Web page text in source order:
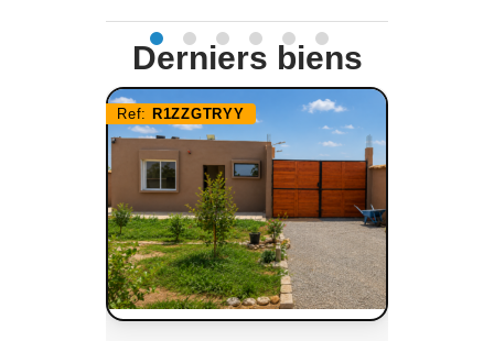
Derniers biens
Ref: R1ZZGTRYY